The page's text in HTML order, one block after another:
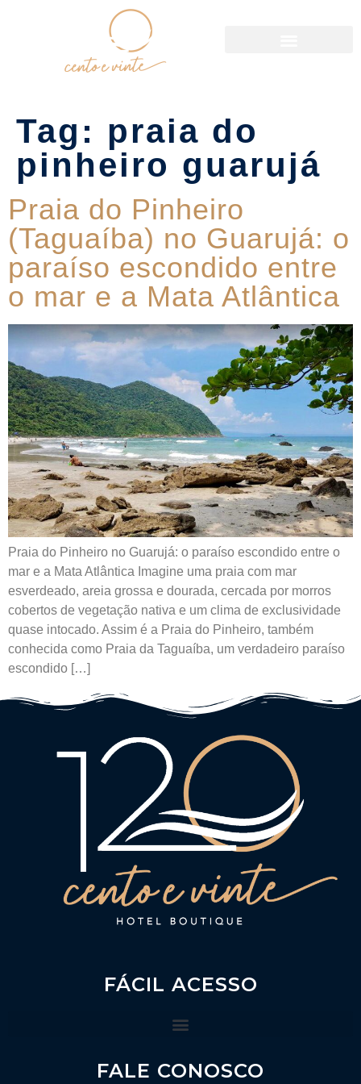
Tag: praia do
pinheiro guarujá
Praia do Pinheiro
(Taguaíba) no Guarujá: o
paraíso escondido entre
o mar e a Mata Atlântica
Praia do Pinheiro no Guarujá: o paraíso escondido entre o
mar e a Mata Atlântica Imagine uma praia com mar
esverdeado, areia grossa e dourada, cercada por morros
cobertos de vegetação nativa e um clima de exclusividade
quase intocado. Assim é a Praia do Pinheiro, também
conhecida como Praia da Taguaíba, um verdadeiro paraíso
escondido […]
FÁCIL ACESSO
FALE CONOSCO